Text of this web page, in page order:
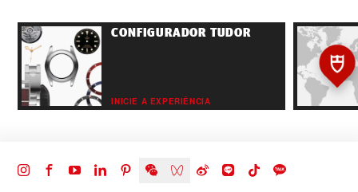
CONFIGURADOR TUDOR
INICIE A EXPERIÊNCIA